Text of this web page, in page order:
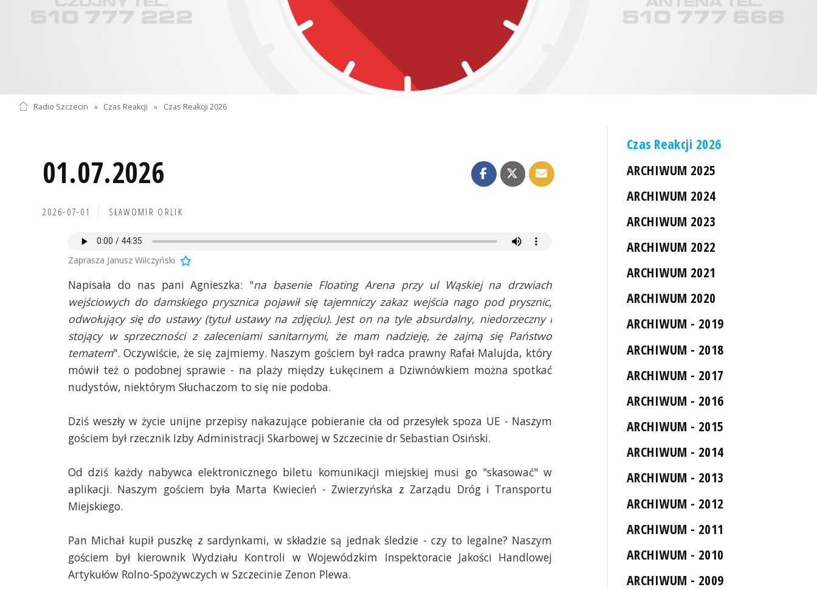
Radio Szczecin » Czas Reakcji » Czas Reakcji 2026
01.07.2026
2026-07-01 SŁAWOMIR ORLIK
Zaprasza Janusz Wilczyński
Napisała do nas pani Agnieszka: "na basenie Floating Arena przy ul Wąskiej na drzwiach
wejściowych do damskiego prysznica pojawił się tajemniczy zakaz wejścia nago pod prysznic,
odwołujący się do ustawy (tytuł ustawy na zdjęciu). Jest on na tyle absurdalny, niedorzeczny i
stojący w sprzeczności z zaleceniami sanitarnymi, że mam nadzieję, że zajmą się Państwo
tematem". Oczywiście, że się zajmiemy. Naszym gościem był radca prawny Rafał Malujda, który
mówił też o podobnej sprawie - na plaży między Łukęcinem a Dziwnówkiem można spotkać
nudystów, niektórym Słuchaczom to się nie podoba.
Dziś weszły w życie unijne przepisy nakazujące pobieranie cła od przesyłek spoza UE - Naszym
gościem był rzecznik Izby Administracji Skarbowej w Szczecinie dr Sebastian Osiński.
Od dziś każdy nabywca elektronicznego biletu komunikacji miejskiej musi go "skasować" w
aplikacji. Naszym gościem była Marta Kwiecień - Zwierzyńska z Zarządu Dróg i Transportu
Miejskiego.
Pan Michał kupił puszkę z sardynkami, w składzie są jednak śledzie - czy to legalne? Naszym
gościem był kierownik Wydziału Kontroli w Wojewódzkim Inspektoracie Jakości Handlowej
Artykułów Rolno-Spożywczych w Szczecinie Zenon Plewa.
Czas Reakcji 2026
ARCHIWUM 2025
ARCHIWUM 2024
ARCHIWUM 2023
ARCHIWUM 2022
ARCHIWUM 2021
ARCHIWUM 2020
ARCHIWUM - 2019
ARCHIWUM - 2018
ARCHIWUM - 2017
ARCHIWUM - 2016
ARCHIWUM - 2015
ARCHIWUM - 2014
ARCHIWUM - 2013
ARCHIWUM - 2012
ARCHIWUM - 2011
ARCHIWUM - 2010
ARCHIWUM - 2009